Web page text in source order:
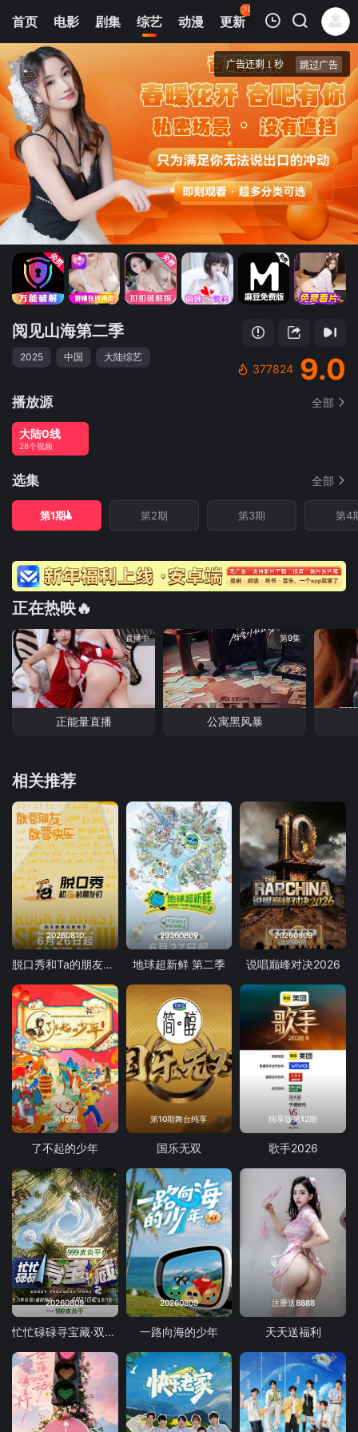
首页 电影 剧集 综艺 动漫 更新
102
热榜 APP
第1期
阅见山海第二季
清空
阅见山海第二季
2025 中国 大陆综艺
377824 9.0
播放源 全部
大陆0线
28个视频
选集 全部
第1期 第2期 第3期 第4
正在热映🔥
直播中
正能量直播
第9集
公寓黑风暴
相关推荐
20260810
脱口秀和Ta的朋友们 第三季
20260809
地球超新鲜 第二季
20260809
说唱巅峰对决2026
第10期
了不起的少年
第10期舞台纯享
国乐无双
纯享版第12期
歌手2026
20260809
忙忙碌碌寻宝藏·双人成行季
20260809
一路向海的少年
注册送8888
天天送福利